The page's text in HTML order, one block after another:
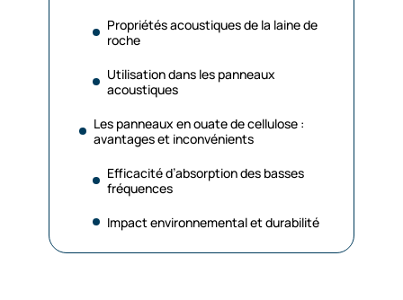
Propriétés acoustiques de la laine de
roche
Utilisation dans les panneaux
acoustiques
Les panneaux en ouate de cellulose :
avantages et inconvénients
Efficacité d’absorption des basses
fréquences
Impact environnemental et durabilité